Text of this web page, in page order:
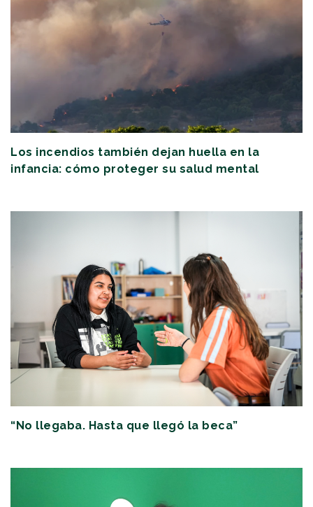
Los incendios también dejan huella en la
infancia: cómo proteger su salud mental
“No llegaba. Hasta que llegó la beca”